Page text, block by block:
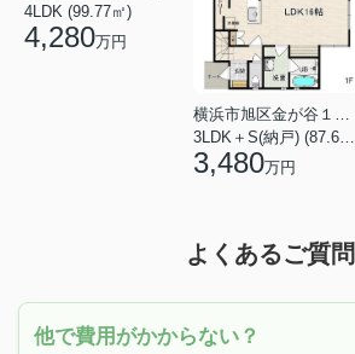
4LDK (99.77㎡)
4,280万円
横浜市旭区金が谷１丁目
3LDK＋S(納戸) (87.61㎡)
3,480万円
よくあるご質問
他で費用がかからない？